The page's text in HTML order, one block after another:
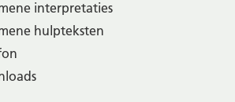
interpretaties
hulpteksten